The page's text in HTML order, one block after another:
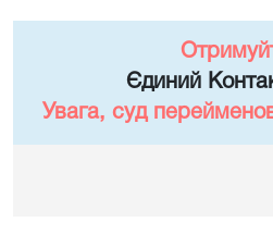
Єдиний
Увага, суд